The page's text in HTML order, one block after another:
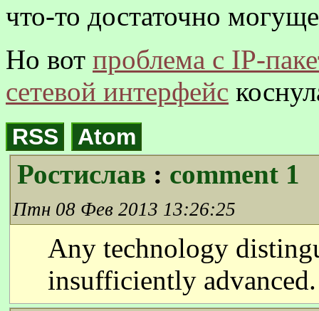
что-то достаточно
Но вот проблема с IP-
сетевой интерфейс
RSS Atom
Ростислав : comment 1
Птн 08 Фев 2013 13:26:25
Any technology
insufficiently advanced.